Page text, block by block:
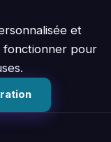
et
fonctionner pour